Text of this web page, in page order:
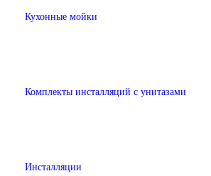
Кухонные мойки
Комплекты инсталляций с унитазами
Инсталляции